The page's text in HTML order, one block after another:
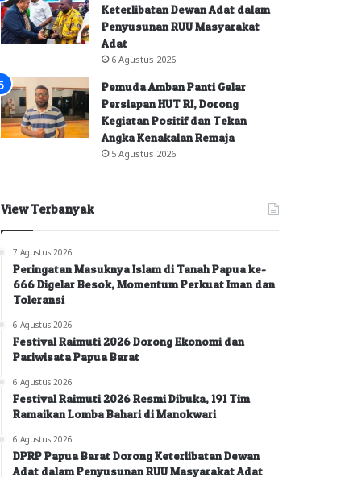
Keterlibatan Dewan Adat dalam
Penyusunan RUU Masyarakat
Adat
6 Agustus 2026
Pemuda Amban Panti Gelar
Persiapan HUT RI, Dorong
Kegiatan Positif dan Tekan
Angka Kenakalan Remaja
5 Agustus 2026
View Terbanyak
7 Agustus 2026
Peringatan Masuknya Islam di Tanah Papua ke-
666 Digelar Besok, Momentum Perkuat Iman dan
Toleransi
6 Agustus 2026
Festival Raimuti 2026 Dorong Ekonomi dan
Pariwisata Papua Barat
6 Agustus 2026
Festival Raimuti 2026 Resmi Dibuka, 191 Tim
Ramaikan Lomba Bahari di Manokwari
6 Agustus 2026
DPRP Papua Barat Dorong Keterlibatan Dewan
Adat dalam Penyusunan RUU Masyarakat Adat